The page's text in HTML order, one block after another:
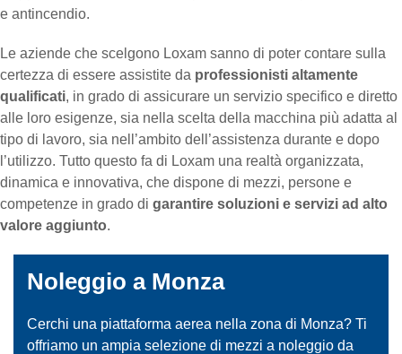
MOSTRA TUTTO
Osservatorio Sicurezza
Vendita DPI
Vendita piattaforme
MOSTRA TUTTO
e antincendio.
Le aziende che scelgono Loxam sanno di poter contare sulla
certezza di essere assistite da professionisti altamente
qualificati, in grado di assicurare un servizio specifico e diretto
alle loro esigenze, sia nella scelta della macchina più adatta al
tipo di lavoro, sia nell’ambito dell’assistenza durante e dopo
l’utilizzo. Tutto questo fa di Loxam una realtà organizzata,
dinamica e innovativa, che dispone di mezzi, persone e
competenze in grado di garantire soluzioni e servizi ad alto
valore aggiunto.
Noleggio a Monza
Cerchi una piattaforma aerea nella zona di Monza? Ti
offriamo un ampia selezione di mezzi a noleggio da